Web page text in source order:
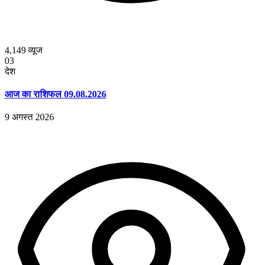
4,149व्यूज
03
देश
आज का राशिफल 09.08.2026
9 अगस्त 2026